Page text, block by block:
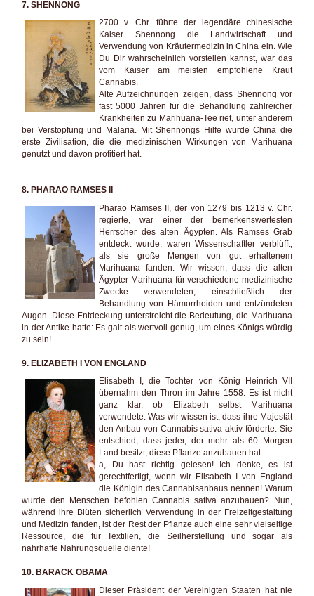
7. SHENNONG
2700 v. Chr. führte der legendäre chinesische
Kaiser Shennong die Landwirtschaft und
Verwendung von Kräutermedizin in China ein. Wie
Du Dir wahrscheinlich vorstellen kannst, war das
vom Kaiser am meisten empfohlene Kraut
Cannabis.
Alte Aufzeichnungen zeigen, dass Shennong vor
fast 5000 Jahren für die Behandlung zahlreicher
Krankheiten zu Marihuana-Tee riet, unter anderem
bei Verstopfung und Malaria. Mit Shennongs Hilfe wurde China die
erste Zivilisation, die die medizinischen Wirkungen von Marihuana
genutzt und davon profitiert hat.
8. PHARAO RAMSES II
Pharao Ramses II, der von 1279 bis 1213 v. Chr.
regierte, war einer der bemerkenswertesten
Herrscher des alten Ägypten. Als Ramses Grab
entdeckt wurde, waren Wissenschaftler verblüfft,
als sie große Mengen von gut erhaltenem
Marihuana fanden. Wir wissen, dass die alten
Ägypter Marihuana für verschiedene medizinische
Zwecke verwendeten, einschließlich der
Behandlung von Hämorrhoiden und entzündeten
Augen. Diese Entdeckung unterstreicht die Bedeutung, die Marihuana
in der Antike hatte: Es galt als wertvoll genug, um eines Königs würdig
zu sein!
9. ELIZABETH I VON ENGLAND
Elisabeth I, die Tochter von König Heinrich VII
übernahm den Thron im Jahre 1558. Es ist nicht
ganz klar, ob Elizabeth selbst Marihuana
verwendete. Was wir wissen ist, dass ihre Majestät
den Anbau von Cannabis sativa aktiv förderte. Sie
entschied, dass jeder, der mehr als 60 Morgen
Land besitzt, diese Pflanze anzubauen hat.
a, Du hast richtig gelesen! Ich denke, es ist
gerechtfertigt, wenn wir Elisabeth I von England
die Königin des Cannabisanbaus nennen! Warum
wurde den Menschen befohlen Cannabis sativa anzubauen? Nun,
während ihre Blüten sicherlich Verwendung in der Freizeitgestaltung
und Medizin fanden, ist der Rest der Pflanze auch eine sehr vielseitige
Ressource, die für Textilien, die Seilherstellung und sogar als
nahrhafte Nahrungsquelle diente!
10. BARACK OBAMA
Dieser Präsident der Vereinigten Staaten hat nie